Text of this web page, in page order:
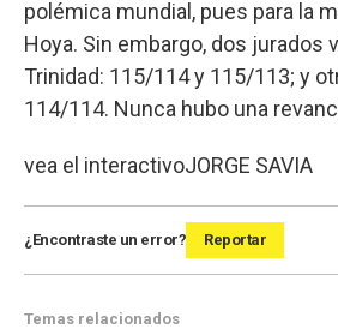
polémica mundial, pues para la
Hoya. Sin embargo, dos jurados
Trinidad: 115/114 y 115/113; y
114/114. Nunca hubo una
vea el interactivoJORGE SAVIA
¿Encontraste un error? Reportar
Temas relacionados